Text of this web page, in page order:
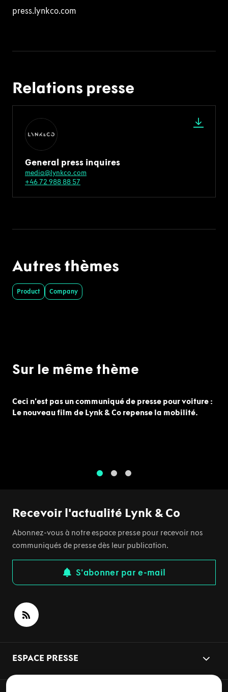
press.lynkco.com
Relations presse
General press inquires
media@lynkco.com
+46 72 988 88 57
Autres thèmes
Product Company
Sur le même thème
Ceci n’est pas un communiqué de presse pour voiture :
Le nouveau film de Lynk & Co repense la mobilité.
Recevoir l'actualité Lynk & Co
Abonnez-vous à notre espace presse pour recevoir nos
communiqués de presse dès leur publication.
S'abonner par e-mail
ESPACE PRESSE